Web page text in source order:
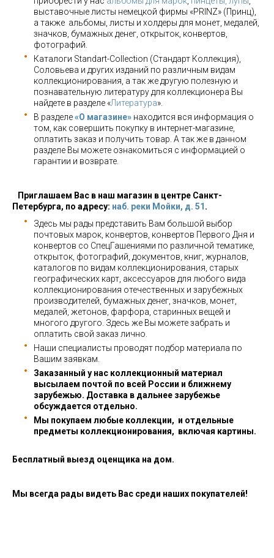
выставочные листы немецкой фирмы «PRINZ» (Принц),
а также альбомы, листы и холдеры для монет, медалей,
значков, бумажных денег, открыток, конвертов,
фотографий.
Каталоги Standart-Collection (Стандарт Коллекция),
Соловьева и других изданий по различным видам
коллекционирования, а так же другую полезную и
познавательную литературу для коллекционера Вы
найдете в разделе «Литература».
В разделе«О магазине» находится вся информация о
том, как совершить покупку в интернет-магазине,
оплатить заказ и получить товар. А так же в данном
разделе Вы можете ознакомиться с информацией о
гарантии и возврате.
Приглашаем Вас в наш магазин в центре Санкт-
Петербурга, по адресу: наб. реки Мойки, д. 51 .
Здесь мы рады представить Вам большой выбор
почтовых марок, конвертов, конвертов Первого Дня и
конвертов со СпецГашениями по различной тематике,
открыток, фотографий, документов, книг, журналов,
каталогов по видам коллекционирования, старых
географических карт, аксессуаров для любого вида
коллекционирования отечественных и зарубежных
производителей, бумажных денег, значков, монет,
медалей, жетонов, фарфора, старинных вещей и
многого другого. Здесь же Вы можете забрать и
оплатить свой заказ лично.
Наши специалисты проводят подбор материала по
Вашим заявкам.
Заказанный у нас коллекционный материал
высылаем почтой по всей России и ближнему
зарубежью. Доставка в дальнее зарубежье
обсуждается отдельно.
Мы покупаем любые коллекции, и отдельные
предметы коллекционирования, включая картины.
Бесплатный выезд оценщика на дом.
Мы всегда рады видеть Вас среди наших покупателей!